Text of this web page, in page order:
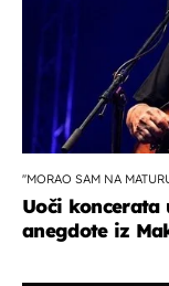
''MORAO SAM NA
Uoči
anegdote iz